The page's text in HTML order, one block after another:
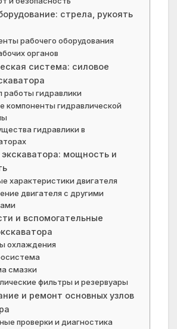
стрела, рукоять
рабочего оборудования
органов
система: силовое
работы гидравлики
компоненты гидравлической
гидравлики в
мощность и
характеристики двигателя
двигателя с другими
и вспомогательные
охлаждения
смазки
фильтры и резервуары
и ремонт основных узлов
проверки и диагностика